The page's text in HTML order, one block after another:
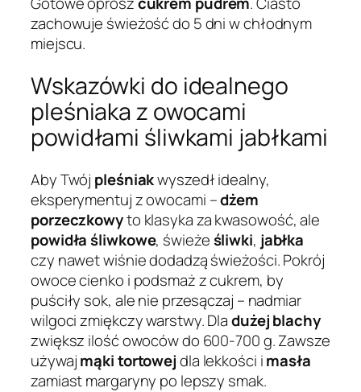
zachowuje świeżość do 5 dni w chłodnym
miejscu.
Wskazówki do idealnego
pleśniaka z owocami
powidłami śliwkami jabłkami
Aby Twój pleśniakwyszedł idealny,
eksperymentuj z owocami –dżem
porzeczkowyto klasyka za kwasowość, ale
powidła śliwkowe, świeżeśliwki, jabłka
czy nawet wiśnie dodadzą świeżości. Pokrój
owoce cienko i podsmaż z cukrem, by
puściły sok, ale nie przesączaj – nadmiar
wilgoci zmiękczy warstwy. Dladużej blachy
zwiększ ilość owoców do 600-700 g. Zawsze
używajmąki tortowejdla lekkości imasła
zamiast margaryny po lepszy smak.